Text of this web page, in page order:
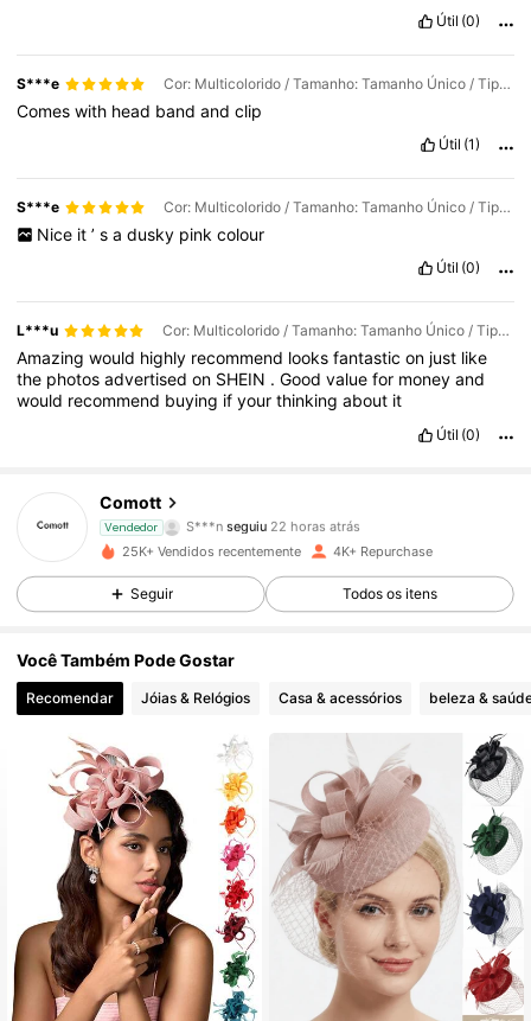
Útil (0)
S***e Cor: Multicolorido / Tamanho: Tamanho Único / Tipos de estilo: amarelo
Comeswith head bandandclip
Útil (1)
S***e Cor: Multicolorido / Tamanho: Tamanho Único / Tipos de estilo: rosa nu
Nice it ’ s a dusky pink colour
Útil (0)
L***u Cor: Multicolorido / Tamanho: Tamanho Único / Tipos de estilo: rosa nu
Amazingwould highly recommend looksfantasticon just like
the photosadvertisedon SHEIN .Goodvaluefor moneyand
would recommend buying ifyourthinkingabout it
Útil (0)
Comott
Vendedor S***n seguiu 22 horas atrás
j***n está a navegar
1.4K Seguidores
4,88 1.4K Seguidores
1.4K Seguidores
25K+ Vendidos recentemente 4K+ Repurchase
Seguir Todos os itens
Você Também Pode Gostar
Recomendar Jóias & Relógios Casa & acessórios beleza &